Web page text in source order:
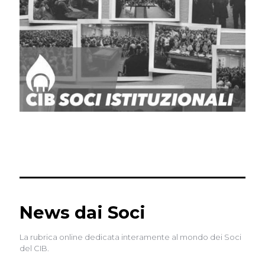
News dai Soci
La rubrica online dedicata interamente al mondo dei Soci
del CIB.